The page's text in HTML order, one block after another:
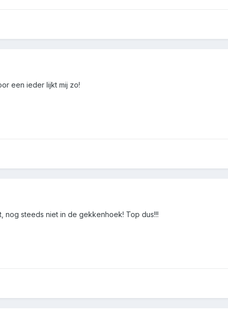
een ieder lijkt mij zo!
steeds niet in de gekkenhoek! Top dus!!!